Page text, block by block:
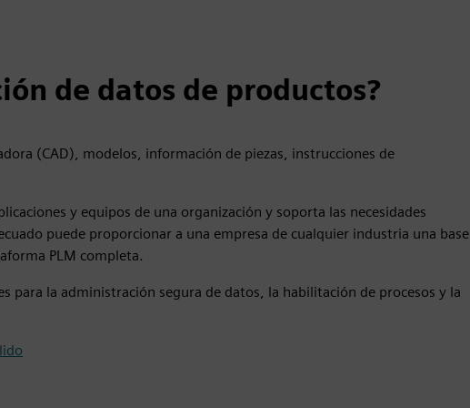
de datos de productos?
(CAD), modelos, información de piezas, instrucciones de
y equipos de una organización y soporta las necesidades
puede proporcionar a una empresa de cualquier industria una base
PLM completa.
para la administración segura de datos, la habilitación de procesos y la